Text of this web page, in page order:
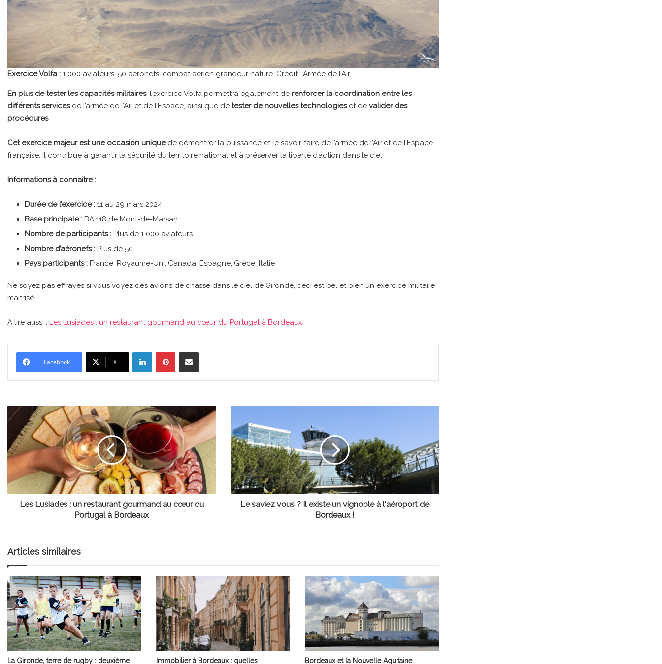
Exercice Volfa : 1 000 aviateurs, 50 aéronefs, combat aérien grandeur nature. Crédit : Armée de l’Air
En plus de tester les capacités militaires, l’exercice Volfa permettra également de renforcer la coordination entre les
différents servicesde l’armée de l’Air et de l’Espace, ainsi que de tester de nouvelles technologieset de valider des
procédures.
Cet exercice majeur est une occasion uniquede démontrer la puissance et le savoir-faire de l’armée de l’Air et de l’Espace
française. Il contribue à garantir la sécurité du territoire national et à préserver la liberté d’action dans le ciel.
Informations à connaître :
Durée de l’exercice : 11 au 29 mars 2024
Base principale : BA 118 de Mont-de-Marsan
Nombre de participants : Plus de 1 000 aviateurs
Nombre d’aéronefs : Plus de 50
Pays participants : France, Royaume-Uni, Canada, Espagne, Grèce, Italie
Ne soyez pas effrayés si vous voyez des avions de chasse dans le ciel de Gironde, ceci est bel et bien un exercice militaire
maitrisé.
A lire aussi : Les Lusiades : un restaurant gourmand au cœur du Portugal à Bordeaux
Facebook X
LinkedinPinterestPartager par email
Les
Lusiades
un
restaurant
gourmand
au
cœur
du
PortugalLes Lusiades : un restaurant gourmand au cœur du
Portugal à Bordeaux
vous
?
Il
existe
un
vignoble
à
l'aéroport
Le saviez vous ? Il existe un vignoble à l'aéroport de
Bordeaux !
Articles similaires
La Gironde, terre de rugby : deuxième Immobilier à Bordeaux : quelles Bordeaux et la Nouvelle Aquitaine